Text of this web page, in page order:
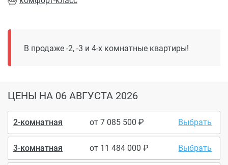
В продаже -2, -3 и 4-х комнатные квартиры!
ЦЕНЫ НА 06 АВГУСТА 2026
2-комнатная от7 085 500 Выбрать
3-комнатная от 11 484 000 Выбрать